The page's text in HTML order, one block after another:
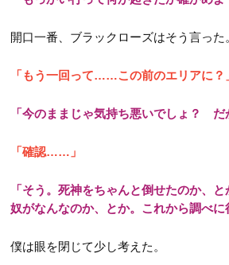
開口一番、ブラックローズはそう言った
「もう一回って……この前のエリアに？
「今のままじゃ気持ち悪いでしょ？ だ
「確認……」
「そう。死神をちゃんと倒せたのか、
奴がなんなのか、とか。これから調べに
僕は眼を閉じて少し考えた。